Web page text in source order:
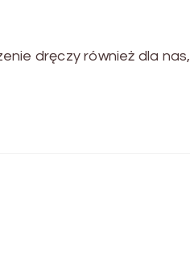
dręczy również dla nas,